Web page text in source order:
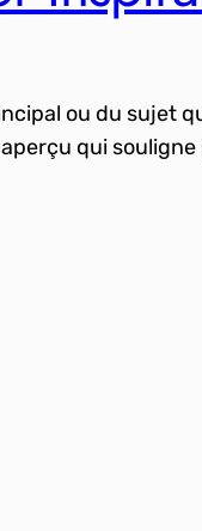
ou du sujet
qui